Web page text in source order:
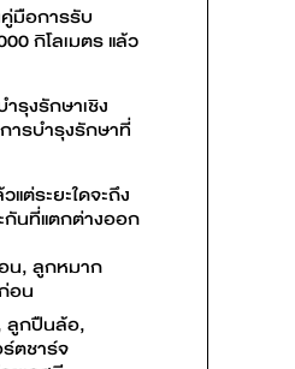
มือการรับ
กิโลเมตร แล้ว
รุงรักษาเชิง
ารบำรุงรักษาที่
ต่ระยะใดจะถึง
กันที่แตกต่างออก
น, ลูกหมาก
อน
ลูกปืนล้อ,
ตชาร์จ